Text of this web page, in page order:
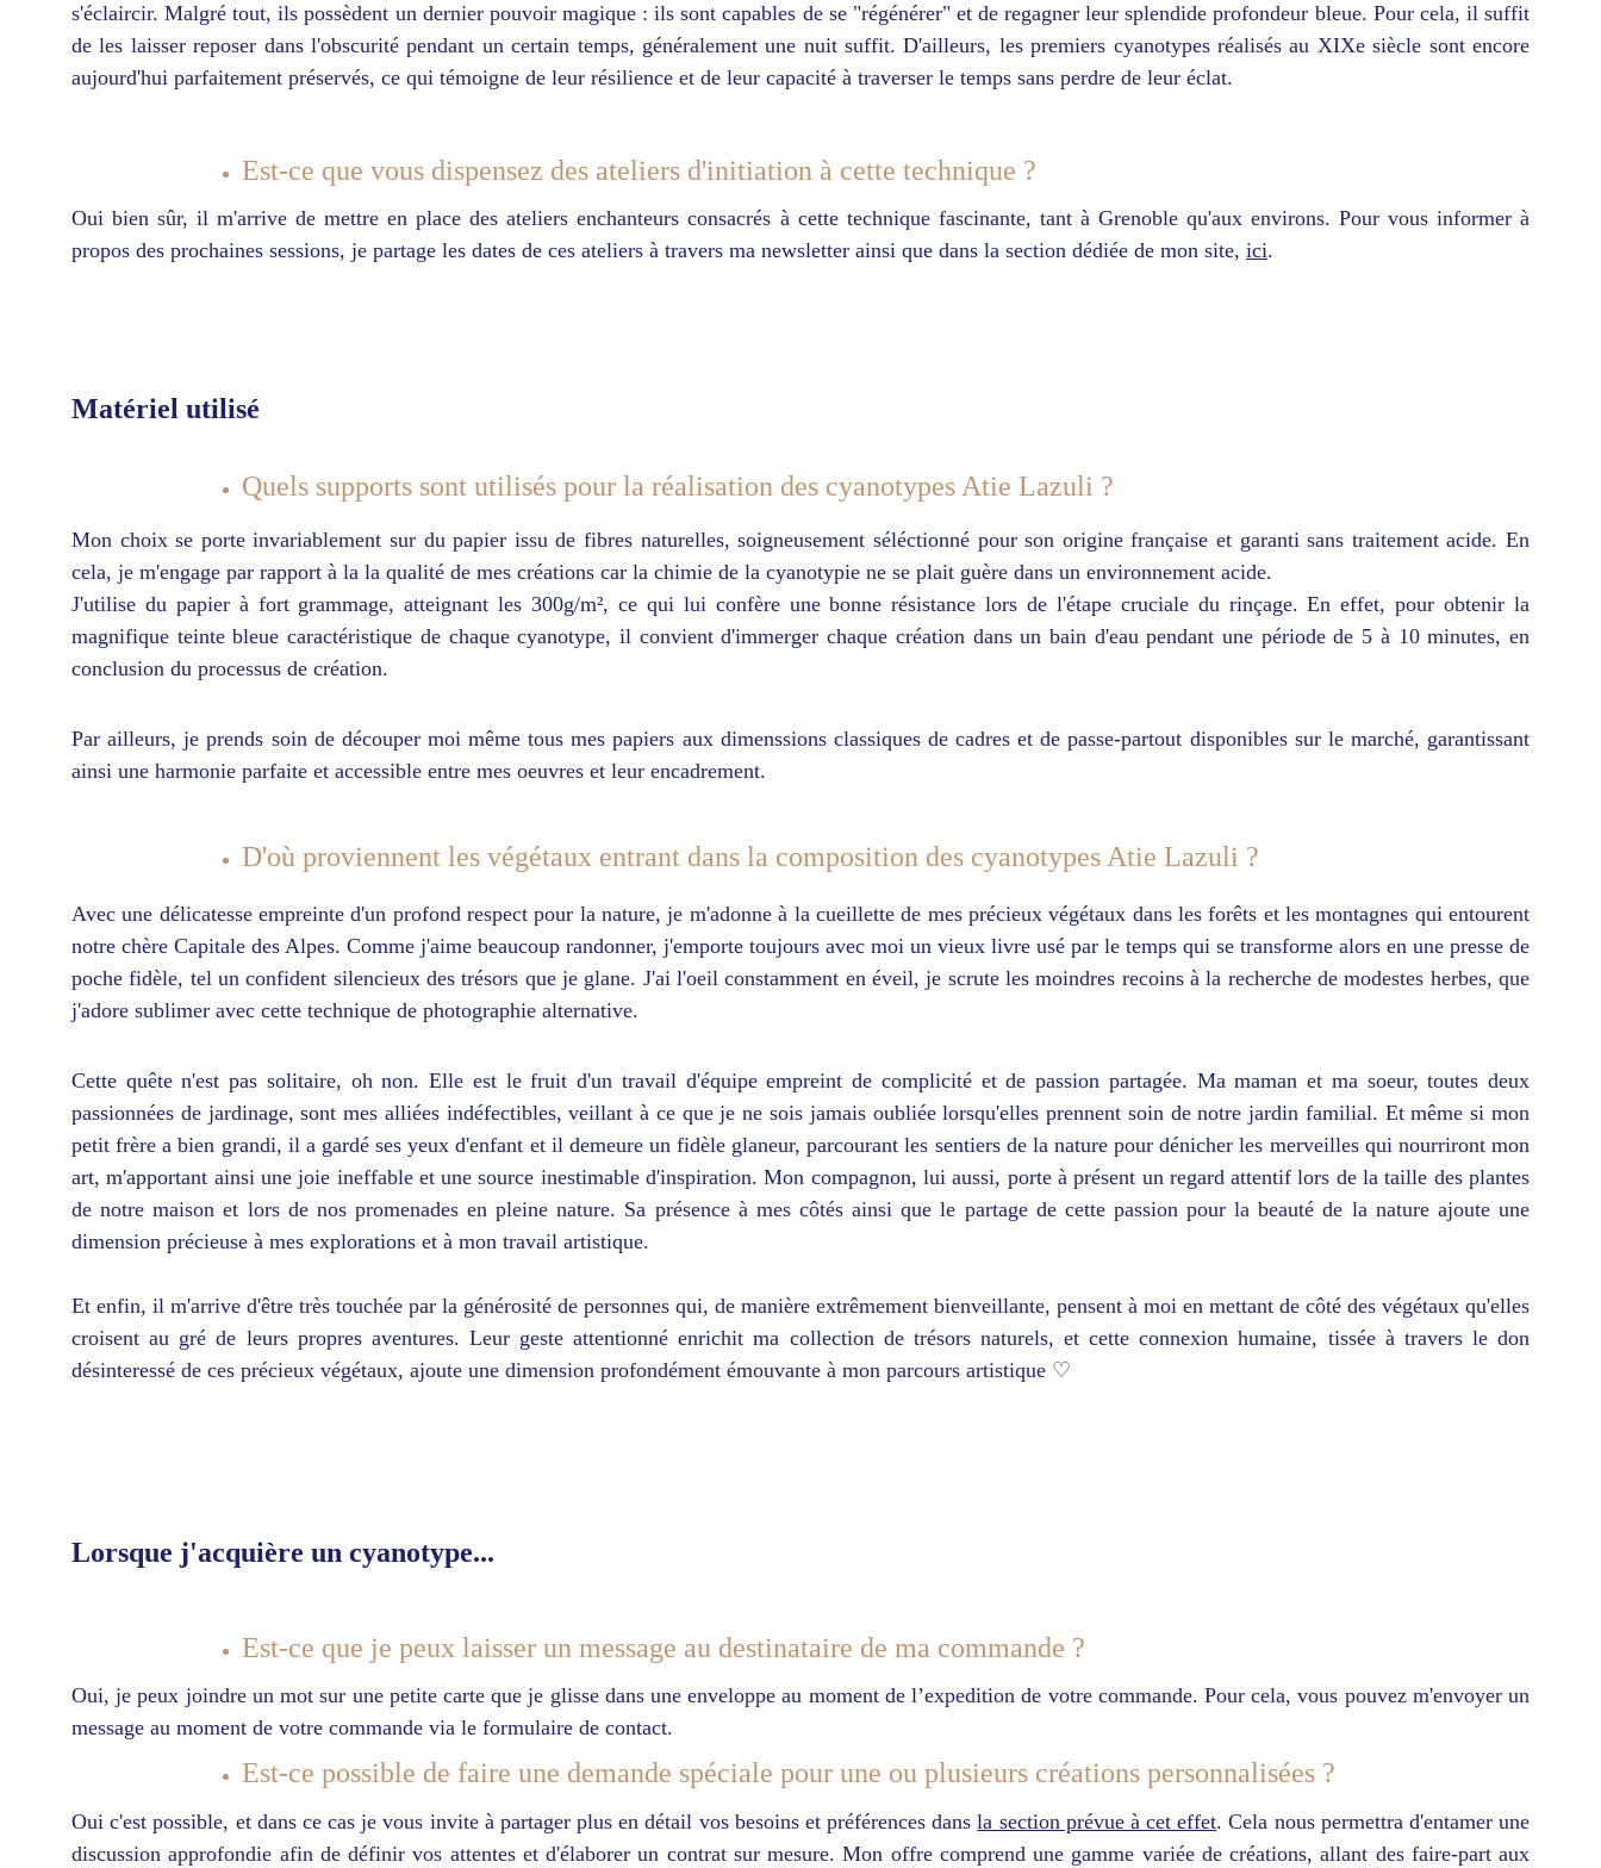
s'éclaircir. Malgré tout, ils possèdent un dernier pouvoir magique : ils sont capables de se "régénérer" et de regagner leur splendide profondeur bleue. Pour cela, il suffit
de les laisser reposer dans l'obscurité pendant un certain temps, généralement une nuit suffit. D'ailleurs, les premiers cyanotypes réalisés au XIXe siècle sont encore
aujourd'hui parfaitement préservés, ce qui témoigne de leur résilience et de leur capacité à traverser le temps sans perdre de leur éclat.
Est-ce que vous dispensez des ateliers d'initiation à cette technique ?
Oui bien sûr, il m'arrive de mettre en place des ateliers enchanteurs consacrés à cette technique fascinante, tant à Grenoble qu'aux environs. Pour vous informer à
propos des prochaines sessions, je partage les dates de ces ateliers à travers ma newsletter ainsi que dans la section dédiée de mon site, ici.
Matériel utilisé
Quels supports sont utilisés pour la réalisation des cyanotypes Atie Lazuli ?
Mon choix se porte invariablement sur du papier issu de fibres naturelles, soigneusement séléctionné pour son origine française et garanti sans traitement acide. En
cela, je m'engage par rapport à la la qualité de mes créations car la chimie de la cyanotypie ne se plait guère dans un environnement acide.
J'utilise du papier à fort grammage, atteignant les 300g/m², ce qui lui confère une bonne résistance lors de l'étape cruciale du rinçage. En effet, pour obtenir la
magnifique teinte bleue caractéristique de chaque cyanotype, il convient d'immerger chaque création dans un bain d'eau pendant une période de 5 à 10 minutes, en
conclusion du processus de création.
Par ailleurs, je prends soin de découper moi même tous mes papiers aux dimenssions classiques de cadres et de passe-partout disponibles sur le marché, garantissant
ainsi une harmonie parfaite et accessible entre mes oeuvres et leur encadrement.
D'où proviennent les végétaux entrant dans la composition des cyanotypes Atie Lazuli ?
Avec une délicatesse empreinte d'un profond respect pour la nature, je m'adonne à la cueillette de mes précieux végétaux dans les forêts et les montagnes qui entourent
notre chère Capitale des Alpes. Comme j'aime beaucoup randonner, j'emporte toujours avec moi un vieux livre usé par le temps qui se transforme alors en une presse de
poche fidèle, tel un confident silencieux des trésors que je glane. J'ai l'oeil constamment en éveil, je scrute les moindres recoins à la recherche de modestes herbes, que
j'adore sublimer avec cette technique de photographie alternative.
Cette quête n'est pas solitaire, oh non. Elle est le fruit d'un travail d'équipe empreint de complicité et de passion partagée. Ma maman et ma soeur, toutes deux
passionnées de jardinage, sont mes alliées indéfectibles, veillant à ce que je ne sois jamais oubliée lorsqu'elles prennent soin de notre jardin familial. Et même si mon
petit frère a bien grandi, il a gardé ses yeux d'enfant et il demeure un fidèle glaneur, parcourant les sentiers de la nature pour dénicher les merveilles qui nourriront mon
art, m'apportant ainsi une joie ineffable et une source inestimable d'inspiration. Mon compagnon, lui aussi, porte à présent un regard attentif lors de la taille des plantes
de notre maison et lors de nos promenades en pleine nature. Sa présence à mes côtés ainsi que le partage de cette passion pour la beauté de la nature ajoute une
dimension précieuse à mes explorations et à mon travail artistique.
Et enfin, il m'arrive d'être très touchée par la générosité de personnes qui, de manière extrêmement bienveillante, pensent à moi en mettant de côté des végétaux qu'elles
croisent au gré de leurs propres aventures. Leur geste attentionné enrichit ma collection de trésors naturels, et cette connexion humaine, tissée à travers le don
désinteressé de ces précieux végétaux, ajoute une dimension profondément émouvante à mon parcours artistique ♡
Lorsque j'acquière un cyanotype...
Est-ce que je peux laisser un message au destinataire de ma commande ?
Est-ce possible de faire une demande spéciale pour une ou plusieurs créations personnalisées ?
Oui, je peux joindre un mot sur une petite carte que je glisse dans une enveloppe au moment de l’expedition de votre commande. Pour cela, vous pouvez m'envoyer un
message au moment de votre commande via le formulaire de contact.
Oui c'est possible, et dans ce cas je vous invite à partager plus en détail vos besoins et préférences dansla section prévue à cet effet. Cela nous permettra d'entamer une
discussion approfondie afin de définir vos attentes et d'élaborer un contrat sur mesure. Mon offre comprend une gamme variée de créations, allant des faire-part aux